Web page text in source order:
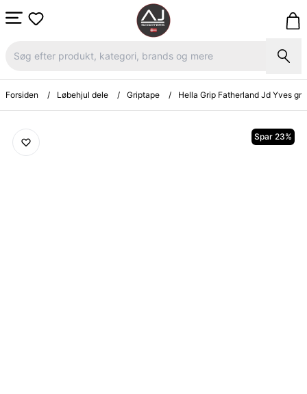
Forsiden / Løbehjul dele / Griptape / Hella Grip Fatherland Jd Yves
Spar 23%